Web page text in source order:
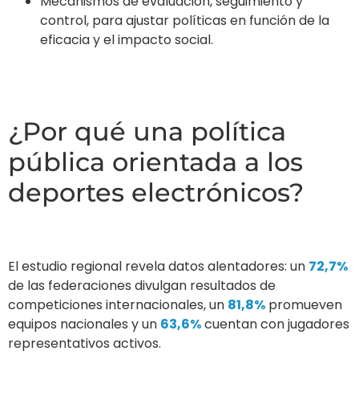
control, para ajustar políticas en función de la
eficacia y el impacto social.
¿Por qué una política
pública orientada a los
deportes electrónicos?
El estudio regional revela datos alentadores: un 72,7%
de las federaciones divulgan resultados de
competiciones internacionales, un 81,8% promueven
equipos nacionales y un 63,6%cuentan con jugadores
representativos activos.